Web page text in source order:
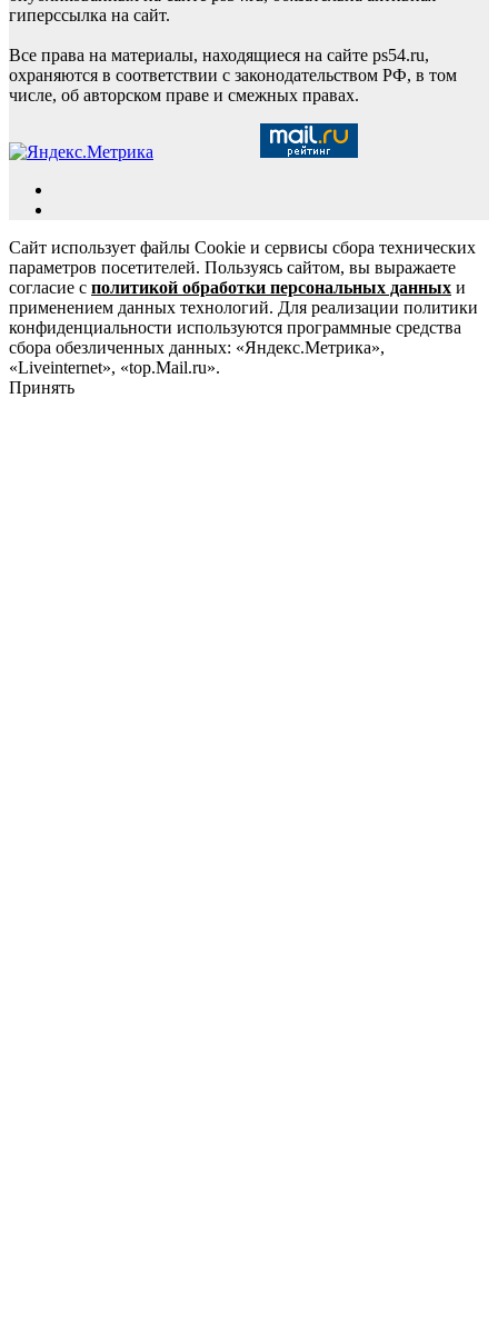
гиперссылка на сайт.
Все права на материалы, находящиеся на сайте ps54.ru,
охраняются в соответствии с законодательством РФ, в том
числе, об авторском праве и смежных правах.
Сайт использует файлы Cookie и сервисы сбора технических
параметров посетителей. Пользуясь сайтом, вы выражаете
согласие с политикой обработки персональных данных и
применением данных технологий. Для реализации политики
конфиденциальности используются программные средства
сбора обезличенных данных: «Яндекс.Метрика»,
«Liveinternet», «top.Mail.ru».
Принять